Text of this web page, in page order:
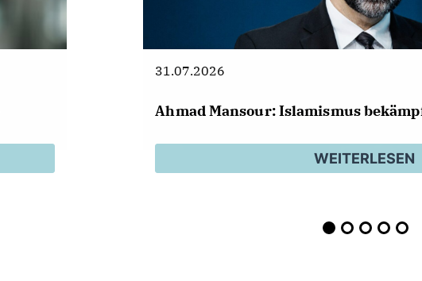
31.07.2026
Ahmad Mansour: Islamismus
WEITERLESEN